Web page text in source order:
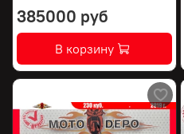
385000 руб
В корзину